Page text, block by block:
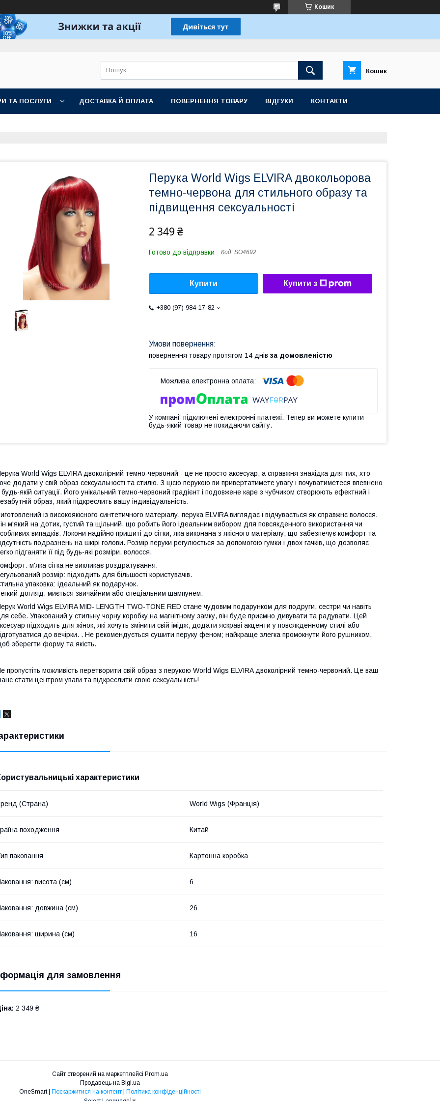
Кошик
Кошик
ТА ПОСЛУГИ ДОСТАВКА Й ОПЛАТА ПОВЕРНЕННЯ ТОВАРУ ВІДГУКИ КОНТАКТИ
Перука World Wigs ELVIRA двокольорова
темно-червона для стильного образу та
підвищення сексуальності
2 349 ₴
Готово до відправки Код: SO4692
Купити Купити з
+380 (97) 984-17-82
повернення товару протягом 14 днів за домовленістю
У компанії підключені електронні платежі. Тепер ви можете купити
будь-який товар не покидаючи сайту.
World Wigs ELVIRA двоколірний темно-червоний - це не просто аксесуар, а справжня знахідка для тих, хто
додати у свій образ сексуальності та стилю. З цією перукою ви привертатимете увагу і почуватиметеся впевнено
будь-якій ситуації. Його унікальний темно-червоний градієнт і подовжене каре з чубчиком створюють ефектний і
образ, який підкреслить вашу індивідуальність.
із високоякісного синтетичного матеріалу, перука ELVIRA виглядає і відчувається як справжнє волосся.
м'який на дотик, густий та щільний, що робить його ідеальним вибором для повсякденного використання чи
випадків. Локони надійно пришиті до сітки, яка виконана з якісного матеріалу, що забезпечує комфорт та
подразнень на шкірі голови. Розмір перуки регулюється за допомогою гумки і двох гачків, що дозволяє
підганяти її під будь-які розміри. волосся.
м'яка сітка не викликає роздратування.
розмір: підходить для більшості користувачів.
упаковка: ідеальний як подарунок.
догляд: миється звичайним або спеціальним шампунем.
World Wigs ELVIRA MID- LENGTH TWO-TONE RED стане чудовим подарунком для подруги, сестри чи навіть
себе. Упакований у стильну чорну коробку на магнітному замку, він буде приємно дивувати та радувати. Цей
підходить для жінок, які хочуть змінити свій імідж, додати яскраві акценти у повсякденному стилі або
до вечірки. . Не рекомендується сушити перуку феном; найкраще злегка промокнути його рушником,
зберегти форму та якість.
пропустіть можливість перетворити свій образ з перукою World Wigs ELVIRA двоколірний темно-червоний. Це ваш
стати центром уваги та підкреслити свою сексуальність!
характеристики
(Страна) World Wigs (Франція)
походження Китай
паковання Картонна коробка
висота (см) 6
довжина (см) 26
ширина (см) 16
для замовлення
2 349 ₴
Сайт створений на маркетплейсі Prom.ua
Продавець на Bigl.ua
OneSmart | Поскаржитися на контент | Політика конфіденційності